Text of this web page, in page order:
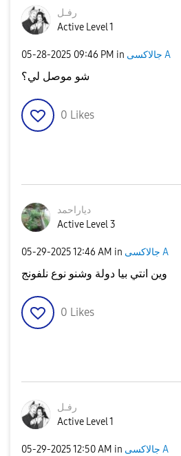
رفـل
Active Level 1
‎05-28-2025 09:46 PM in جالاكسى A
شو موصل لي؟
0 Likes
دياراحمد
Active Level 3
‎05-29-202512:46 AM in جالاكسى A
وين انتي بيا دولة وشنو نوع نلفونج
0 Likes
رفـل
Active Level 1
‎05-29-202512:50 AM in جالاكسى A